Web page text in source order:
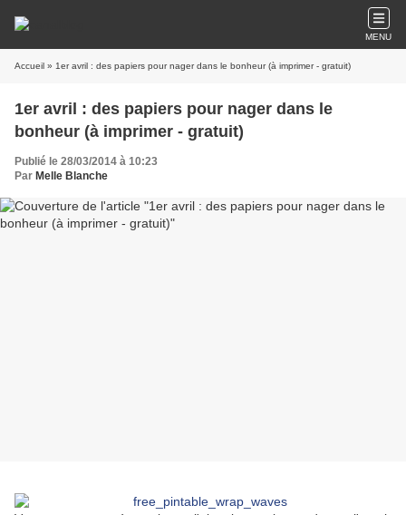
MENU
Accueil » 1er avril : des papiers pour nager dans le bonheur (à imprimer - gratuit)
1er avril : des papiers pour nager dans le
bonheur (à imprimer - gratuit)
Publié le 28/03/2014 à 10:23
Par Melle Blanche